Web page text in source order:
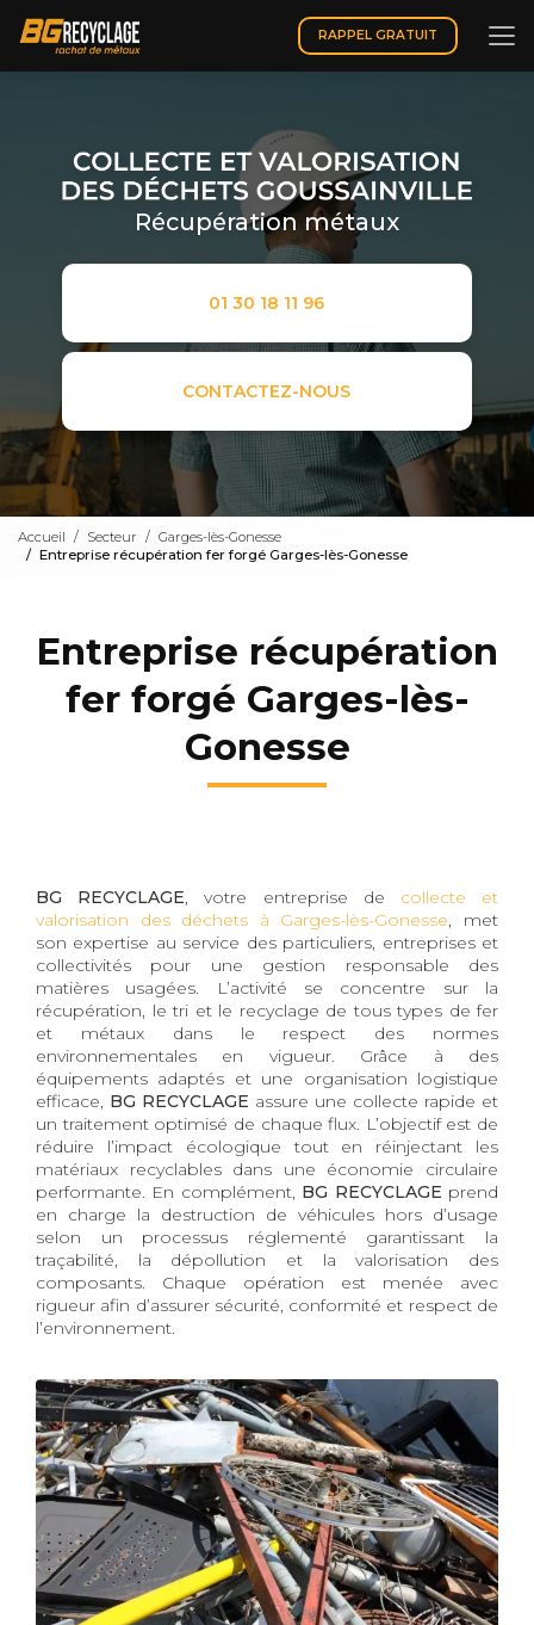
contenu
principal
RAPPEL GRATUIT
Récupération métaux
01 30 18 11 96
CONTACTEZ-NOUS
Accueil Secteur
Garges-lès-Gonesse
Entreprise récupération fer forgé Garges-lès-Gonesse
Entreprise récupération
fer forgé Garges-lès-
Gonesse
BG RECYCLAGE, votre entreprise de collecte et
valorisation des déchets à Garges-lès-Gonesse, met
son expertise au service des particuliers, entreprises et
collectivités pour une gestion responsable des
matières usagées. L’activité se concentre sur la
récupération, le tri et le recyclage de tous types de fer
et métaux dans le respect des normes
environnementales en vigueur. Grâce à des
équipements adaptés et une organisation logistique
efficace, BG RECYCLAGE assure une collecte rapide et
un traitement optimisé de chaque flux. L’objectif est de
réduire l’impact écologique tout en réinjectant les
matériaux recyclables dans une économie circulaire
performante. En complément, BG RECYCLAGE prend
en charge la destruction de véhicules hors d’usage
selon un processus réglementé garantissant la
traçabilité, la dépollution et la valorisation des
composants. Chaque opération est menée avec
rigueur afin d’assurer sécurité, conformité et respect de
l’environnement.